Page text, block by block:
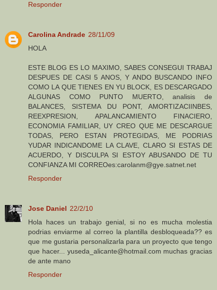
Responder
Carolina Andrade 28/11/09
HOLA
ESTE BLOG ES LO MAXIMO, SABES CONSEGUI TRABAJ
DESPUES DE CASI 5 ANOS, Y ANDO BUSCANDO INFO
COMO LA QUE TIENES EN YU BLOCK, ES DESCARGADO
ALGUNAS COMO PUNTO MUERTO, analisis de
BALANCES, SISTEMA DU PONT, AMORTIZACIINBES,
REEXPRESION, APALANCAMIENTO FINACIERO,
ECONOMIA FAMILIAR, UY CREO QUE ME DESCARGUE
TODAS, PERO ESTAN PROTEGIDAS, ME PODRIAS
YUDAR INDICANDOME LA CLAVE, CLARO SI ESTAS DE
ACUERDO, Y DISCULPA SI ESTOY ABUSANDO DE TU
CONFIANZA MI CORREOes:carolanm@gye.satnet.net
Responder
Jose Daniel 22/2/10
Hola haces un trabajo genial, si no es mucha molestia
podrias enviarme al correo la plantilla desbloqueada?? es
que me gustaria personalizarla para un proyecto que tengo
que hacer... yuseda_alicante@hotmail.com muchas gracias
de ante mano
Responder